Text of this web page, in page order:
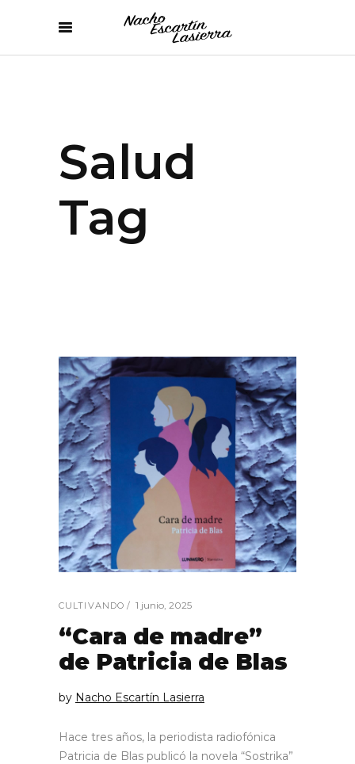
Salud
Tag
CULTIVANDO 1 junio, 2025
“Cara de madre”
de Patricia de Blas
by Nacho Escartín Lasierra
Hace tres años, la periodista radiofónica
Patricia de Blas publicó la novela “Sostrika”